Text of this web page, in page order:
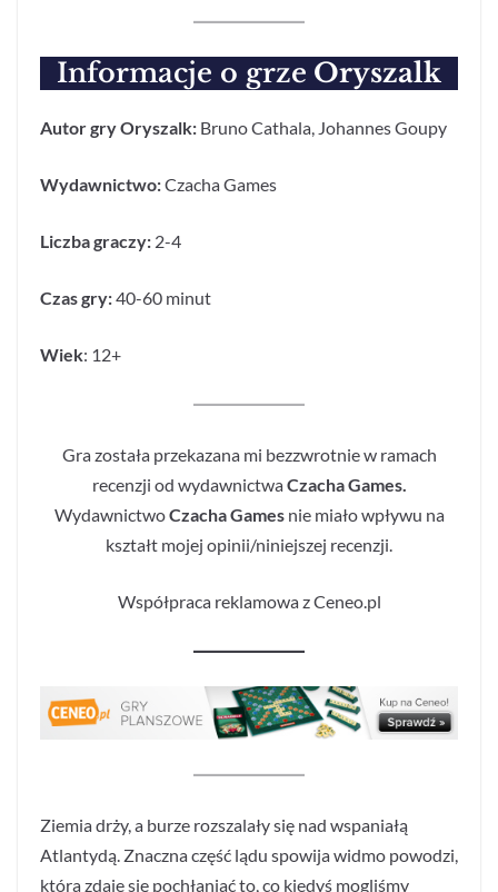
Informacje o grze Oryszalk
Autor gry Oryszalk: Bruno Cathala, Johannes Goupy
Wydawnictwo:Czacha Games
Liczba graczy: 2-4
Czas gry:40-60 minut
Wiek: 12+
Gra została przekazana mi bezzwrotnie w ramach
recenzji od wydawnictwaCzacha Games.
WydawnictwoCzacha Gamesnie miało wpływu na
kształt mojej opinii/niniejszej recenzji.
Współpraca reklamowa z Ceneo.pl
Ziemia drży, a burze rozszalały się nad wspaniałą
Atlantydą. Znaczna część lądu spowija widmo powodzi,
która zdaje się pochłaniać to, co kiedyś mogliśmy